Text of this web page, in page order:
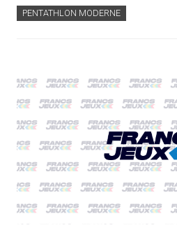
PENTATHLON MODERNE